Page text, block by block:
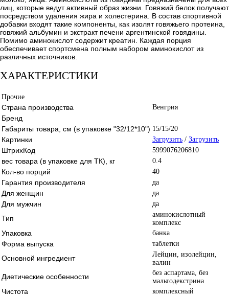
лиц, которые ведут активный образ жизни. Говяжий белок получают
посредством удаления жира и холестерина. В состав спортивной
добавки входят такие компоненты, как изолят говяжьего протеина,
говяжий альбумин и экстракт печени аргентинской говядины.
Помимо аминокислот содержит креатин. Каждая порция
обеспечивает спортсмена полным набором аминокислот из
различных источников.
ХАРАКТЕРИСТИКИ
Прочие
Страна производства Венгрия
Бренд
Габариты товара, см (в упаковке "32/12*10") 15/15/20
Картинки Загрузить / Загрузить
ШтрихКод 5999076206810
вес товара (в упаковке для ТК), кг 0.4
Кол-во порций 40
Гарантия производителя да
Для женщин да
Для мужчин да
Тип
аминокислотный
комплекс
Упаковка банка
Форма выпуска таблетки
Основной ингредиент
Лейцин, изолейцин,
валин
Диетические особенности
без аспартама, без
мальтодекстрина
Чистота комплексный